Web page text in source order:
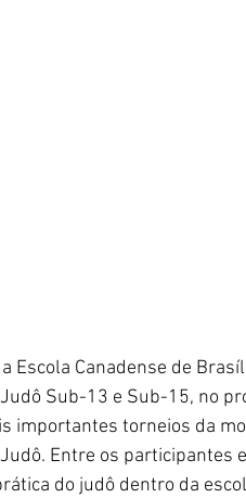
Escola Canadense de
Sub-13 e Sub-15, no
importantes torneios da
Entre os
do judô dentro da